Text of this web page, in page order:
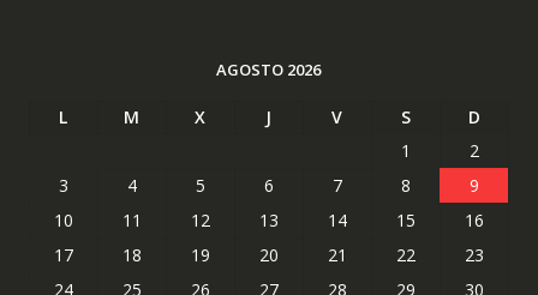
AGOSTO 2026
L M X J V S
D
1
2
3
4 5 6 7 8
9
10
11 12 13 14 15
16
17
18 19 20 21 22
23
24
25 26 27 28 29 30